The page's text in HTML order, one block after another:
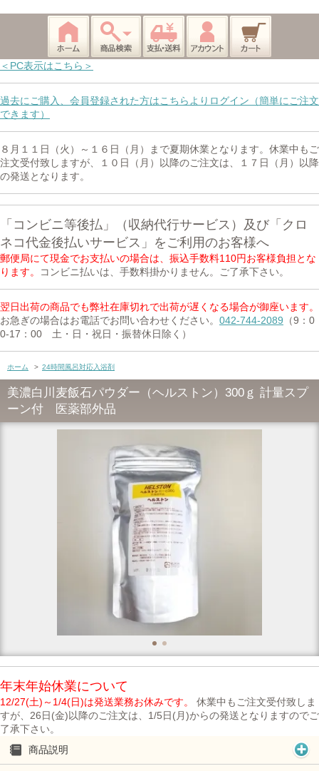
＜PC表示はこちら＞
過去にご購入、会員登録された方はこちらよりログイン（簡単にご注文
できます）
８月１１日（火）～１６日（月）まで夏期休業となります。休業中もご
注文受付致しますが、１０日（月）以降のご注文は、１７日（月）以降
の発送となります。
「コンビニ等後払」（収納代行サービス）及び「クロ
ネコ代金後払いサービス」をご利用のお客様へ
郵便局にて現金でお支払いの場合は、振込手数料110円お客様負担とな
ります。
コンビニ払いは、手数料掛かりません。ご了承下さい。
翌日出荷の商品でも弊社在庫切れで出荷が遅くなる場合が御座います。
お急ぎの場合はお電話でお問い合わせください。 042-744-2089 （9：0
0-17：00 土・日・祝日・振替休日除く）
ホーム > 24時間風呂対応入浴剤
美濃白川麦飯石パウダー（ヘルストン）300ｇ 計量スプ
ーン付 医薬部外品
年末年始休業について
12/27(土)～1/4(日)は発送業務お休みです。
休業中もご注文受付致しま
すが、26日(金)以降のご注文は、1/5日(月)からの発送となりますのでご
了承下さい。
商品説明